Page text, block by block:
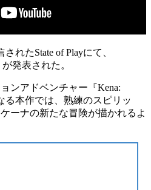
れたState of Playにて、
が発表された。
ンアドベンチャー 『Kena:
る本作では、熟練のスピリッ
ケーナの新たな冒険が描かれるよ